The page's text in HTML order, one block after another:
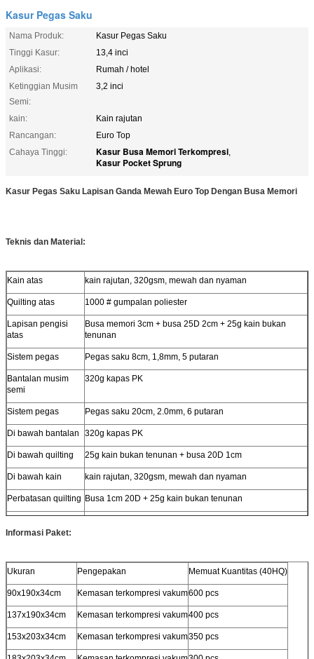
Kasur Pegas Saku
Nama Produk:
Kasur Pegas Saku
Tinggi Kasur:
13,4 inci
Aplikasi:
Rumah / hotel
Ketinggian Musim
Semi:
3,2 inci
kain:
Kain rajutan
Rancangan:
Euro Top
Cahaya Tinggi:
Kasur Busa Memori Terkompresi,
Kasur Pocket Sprung
Kasur Pegas Saku Lapisan Ganda Mewah Euro Top Dengan Busa Memori
Teknis dan Material:
Kain atas kain rajutan, 320gsm, mewah dan nyaman
Quilting atas 1000 # gumpalan poliester
Lapisan pengisi
atas
Busa memori 3cm + busa 25D 2cm + 25g kain bukan
tenunan
Sistem pegas Pegas saku 8cm, 1,8mm, 5 putaran
Bantalan musim
semi
320g kapas PK
Sistem pegas Pegas saku 20cm, 2.0mm, 6 putaran
Di bawah bantalan 320g kapas PK
Di bawah quilting 25g kain bukan tenunan + busa 20D 1cm
Di bawah kain kain rajutan, 320gsm, mewah dan nyaman
Perbatasan quilting Busa 1cm 20D + 25g kain bukan tenunan
Informasi Paket:
Ukuran Pengepakan Memuat Kuantitas (40HQ)
90x190x34cm Kemasan terkompresi vakum600 pcs
137x190x34cm Kemasan terkompresi vakum400 pcs
153x203x34cm Kemasan terkompresi vakum350 pcs